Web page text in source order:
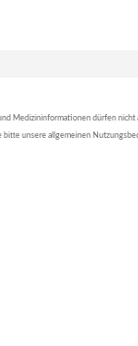
Medizininformationen dürfen nicht
bitte unsere allgemeinen